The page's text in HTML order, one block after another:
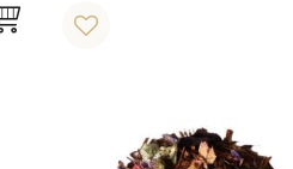
Lägg till i favoriter